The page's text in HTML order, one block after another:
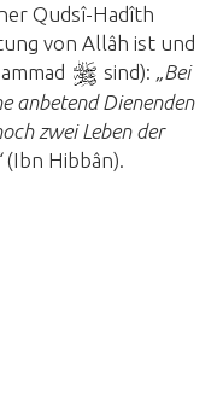
Qudsî-Hadîth
von Allâh ist und
sind):
„Bei
anbetend Dienenden
zwei Leben der
(Ibn Hibbân).